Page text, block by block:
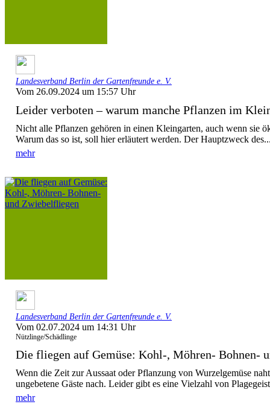
Landesverband Berlin der Gartenfreunde e. V.
Vom 26.09.2024 um 15:57 Uhr
Leider verboten – warum manche Pflanzen im
Nicht alle Pflanzen gehören in einen Kleingarten, auch wenn sie
Warum das so ist, soll hier erläutert werden. Der Hauptzweck
mehr
Landesverband Berlin der Gartenfreunde e. V.
Vom 02.07.2024 um 14:31 Uhr
Nützlinge/Schädlinge
Die fliegen auf Gemüse: Kohl-, Möhren- Bohnen-
Wenn die Zeit zur Aussaat oder Pflanzung von Wurzelgemüse
ungebetene Gäste nach. Leider gibt es eine Vielzahl von
mehr